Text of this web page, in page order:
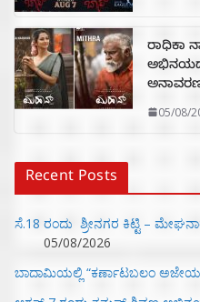
ರಾಧಿಕಾ
ಅಭಿನಯದ
05/08/
Recent Posts
ಸೆ.18 ರಂದು ಶ್ರೀನಗರ ಕಿಟ್ಟಿ –
05/08/2026
ಬಾದಾಮಿಯಲ್ಲಿ “ಕರ್ಣಾಟಬಲಂ